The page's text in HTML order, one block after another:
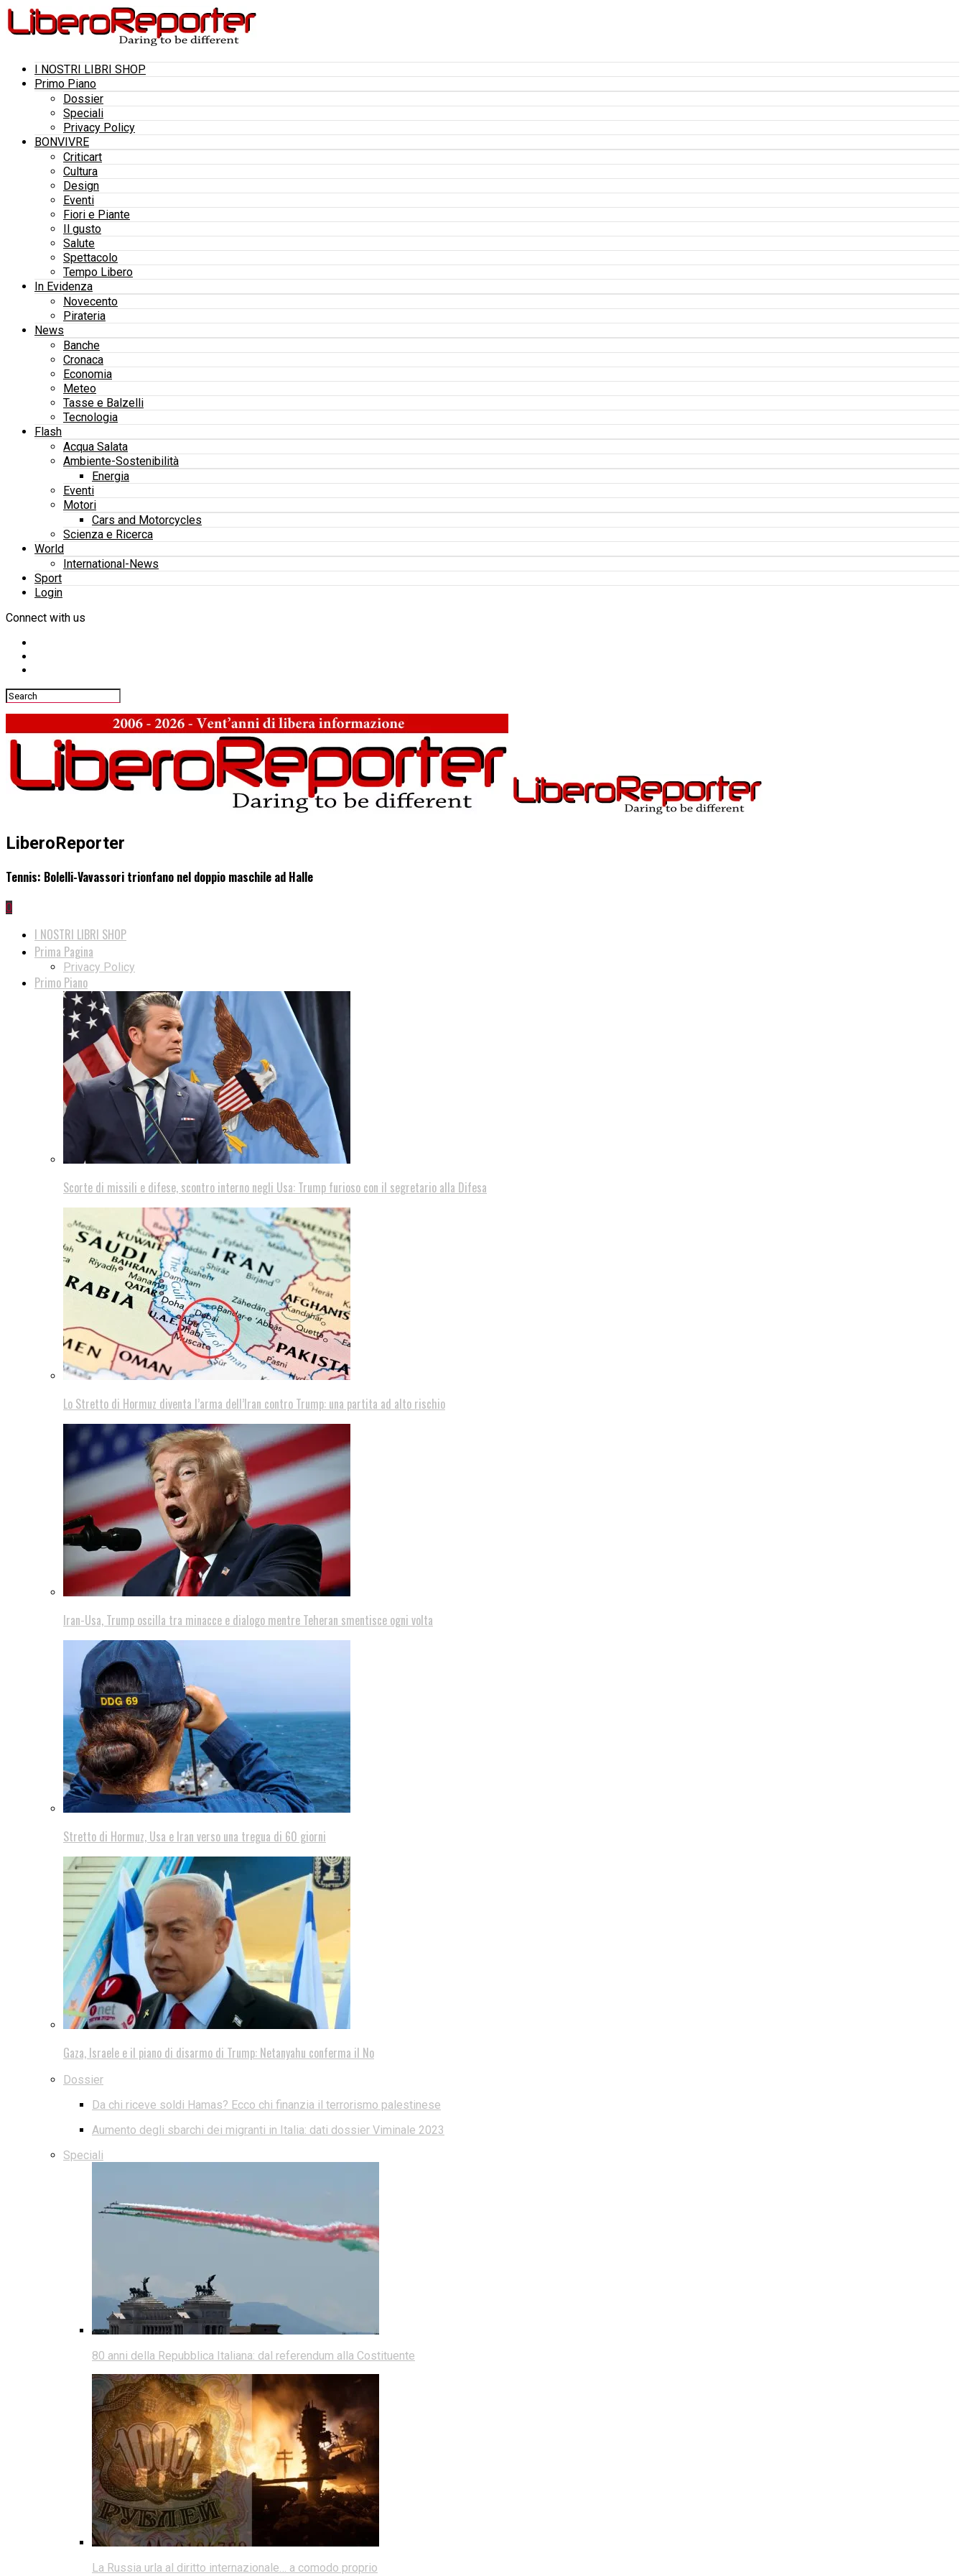
I NOSTRI LIBRI SHOP
Primo Piano
Dossier
Speciali
Privacy Policy
BONVIVRE
Criticart
Cultura
Design
Eventi
Fiori e Piante
Il gusto
Salute
Spettacolo
Tempo Libero
In Evidenza
Novecento
Pirateria
News
Banche
Cronaca
Economia
Meteo
Tasse e Balzelli
Tecnologia
Flash
Acqua Salata
Ambiente-Sostenibilità
Energia
Eventi
Motori
Cars and Motorcycles
Scienza e Ricerca
World
International-News
Sport
Login
Connect with us
LiberoReporter
Tennis: Bolelli-Vavassori trionfano nel doppio maschile ad Halle
0
I NOSTRI LIBRI SHOP
Prima Pagina
Privacy Policy
Primo Piano
Scorte di missili e difese, scontro interno negli Usa: Trump furioso con il segretario alla Difesa
Lo Stretto di Hormuz diventa l’arma dell’Iran contro Trump: una partita ad alto rischio
Iran-Usa, Trump oscilla tra minacce e dialogo mentre Teheran smentisce ogni volta
Stretto di Hormuz, Usa e Iran verso una tregua di 60 giorni
Gaza, Israele e il piano di disarmo di Trump: Netanyahu conferma il No
Dossier
Da chi riceve soldi Hamas? Ecco chi finanzia il terrorismo palestinese
Aumento degli sbarchi dei migranti in Italia: dati dossier Viminale 2023
Speciali
80 anni della Repubblica Italiana: dal referendum alla Costituente
La Russia urla al diritto internazionale… a comodo proprio